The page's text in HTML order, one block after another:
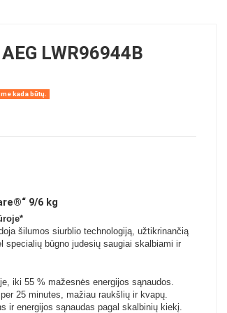
LWR96944B
kada būtų.
9/6 kg
šilumos siurblio technologiją, užtikrinančią
specialių būgno judesių saugiai skalbiami ir
iki 55 % mažesnės energijos sąnaudos.
25 minutes, mažiau raukšlių ir kvapų.
ir energijos sąnaudas pagal skalbinių kiekį.